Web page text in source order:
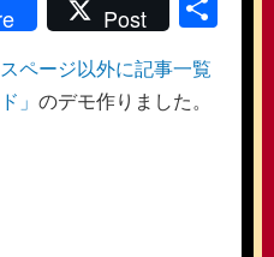
Post
ページ以外に記事一覧
」 のデモ作りました。